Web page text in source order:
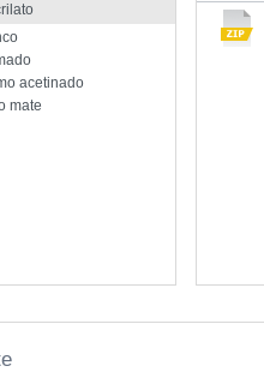
acetinado
mate